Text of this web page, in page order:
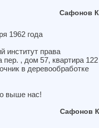
Сафонов
1962 года
институт права
, дом 57, квартира 122
в деревообработке
выше нас!
Сафонов